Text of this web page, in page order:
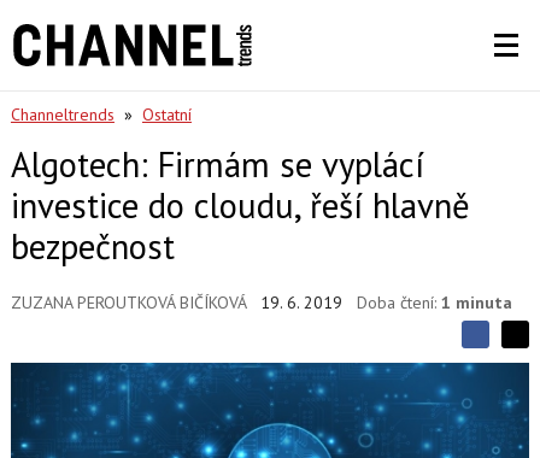
Channeltrends » Ostatní
Algotech: Firmám se vyplácí
investice do cloudu, řeší hlavně
bezpečnost
ZUZANA PEROUTKOVÁ BIČÍKOVÁ 19. 6. 2019 Doba čtení: 1 minuta
S
d
í
S
l
j